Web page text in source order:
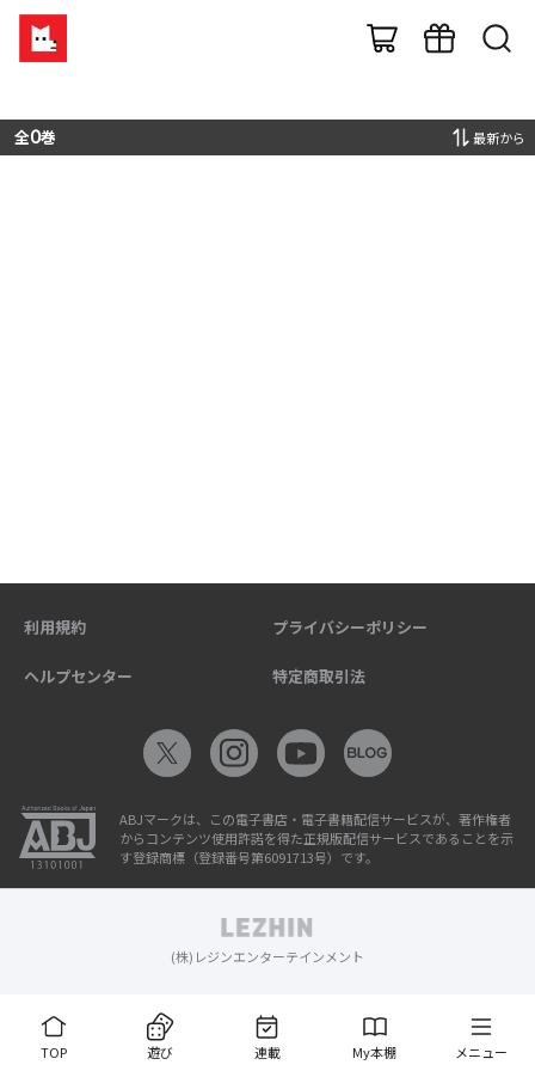
全0巻 最新から
TOP 遊び 連載 My本棚 メニュー
利用規約 プライバシーポリシー
ヘルプセンター 特定商取引法
ABJマークは、この電子書店・電子書籍配信サービスが、著作権者
からコンテンツ使用許諾を得た正規版配信サービスであることを示
す登録商標（登録番号第6091713号）です。
(株)レジンエンターテインメント